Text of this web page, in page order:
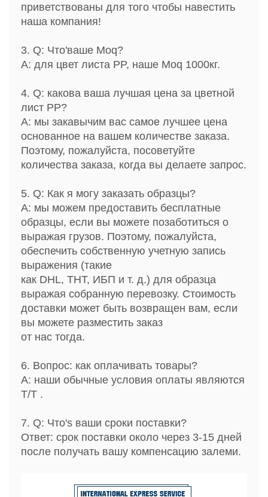
приветствованы для того чтобы навестить
наша компания!
3. Q: Что'ваше Moq?
A: для цвет листа PP, наше Moq 1000кг.
4. Q: какова ваша лучшая цена за цветной
лист PP?
A: мы закавычим вас самое лучшее цена
основанное на вашем количестве заказа.
Поэтому, пожалуйста, посоветуйте
количества заказа, когда вы делаете запрос.
5. Q: Как я могу заказать образцы?
A: мы можем предоставить бесплатные
образцы, если вы можете позаботиться о
выражая грузов. Поэтому, пожалуйста,
обеспечить собственную учетную запись
выражения (такие
как DHL, ТНТ, ИБП и т. д.) для образца
выражая собранную перевозку. Стоимость
доставки может быть возвращен вам, если
вы можете разместить заказ
от нас тогда.
6. Вопрос: как оплачивать товары?
A: наши обычные условия оплаты являются
Т/Т .
7. Q: Что's ваши сроки поставки?
Ответ: срок поставки около через 3-15 дней
после получать вашу компенсацию залеми.